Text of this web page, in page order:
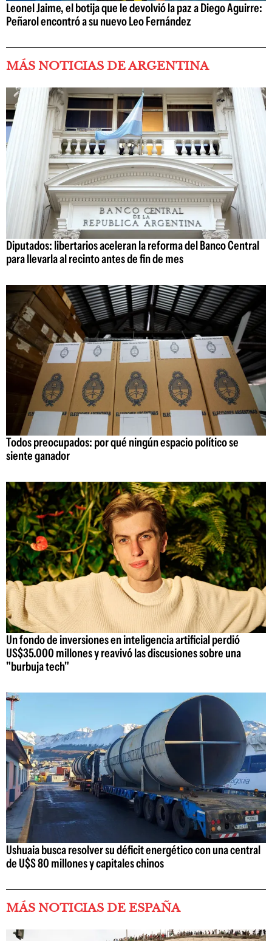
Leonel Jaime, el botija que le devolvió la paz a Diego Aguirre:
Peñarol encontró a su nuevo Leo Fernández
MÁS NOTICIAS DE ARGENTINA
Diputados: libertarios aceleran la reforma del Banco Central
para llevarla al recinto antes de fin de mes
Todos preocupados: por qué ningún espacio político se
siente ganador
Un fondo de inversiones en inteligencia artificial perdió
US$35.000 millones y reavivó las discusiones sobre una
"burbuja tech"
Ushuaia busca resolver su déficit energético con una central
de U$S 80 millones y capitales chinos
MÁS NOTICIAS DE ESPAÑA